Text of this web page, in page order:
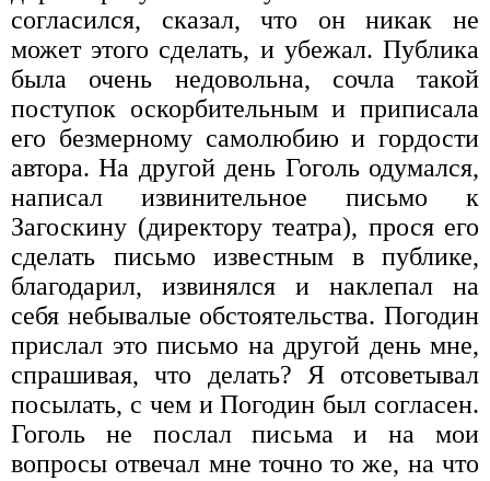
согласился, сказал, что он никак не
может этого сделать, и убежал. Публика
была очень недовольна, сочла такой
поступок оскорбительным и приписала
его безмерному самолюбию и гордости
автора. На другой день Гоголь одумался,
написал извинительное письмо к
Загоскину (директору театра), прося его
сделать письмо известным в публике,
благодарил, извинялся и наклепал на
себя небывалые обстоятельства. Погодин
прислал это письмо на другой день мне,
спрашивая, что делать? Я отсоветывал
посылать, с чем и Погодин был согласен.
Гоголь не послал письма и на мои
вопросы отвечал мне точно то же, на что